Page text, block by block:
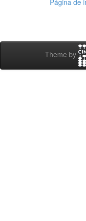
Página de
Theme by